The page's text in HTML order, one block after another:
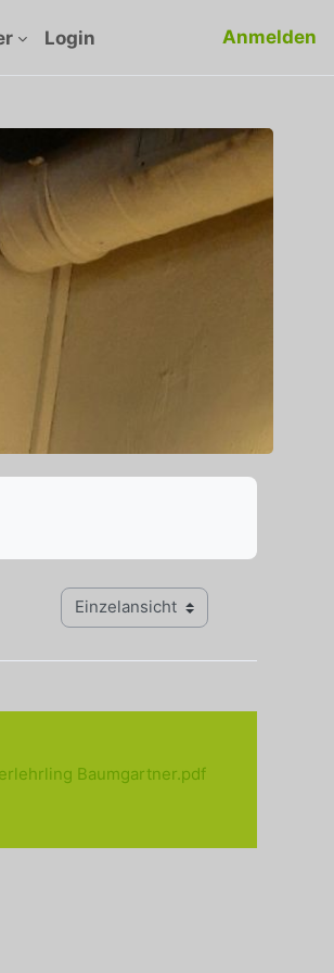
Login Anmelden
Modus Tertiärnavigation anzeigen
Baumgartner.pdf